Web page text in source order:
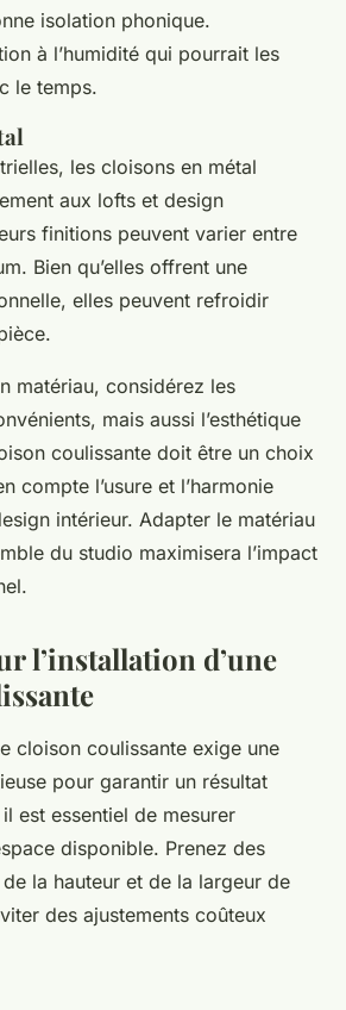
isolation phonique.
à l’humidité qui pourrait les
le temps.
les cloisons en métal
aux lofts et design
finitions peuvent varier entre
Bien qu’elles offrent une
elles peuvent refroidir
matériau, considérez les
mais aussi l’esthétique
coulissante doit être un choix
compte l’usure et l’harmonie
intérieur. Adapter le matériau
du studio maximisera l’impact
l’installation d’une
cloison coulissante exige une
pour garantir un résultat
est essentiel de mesurer
disponible. Prenez des
la hauteur et de la largeur de
des ajustements coûteux